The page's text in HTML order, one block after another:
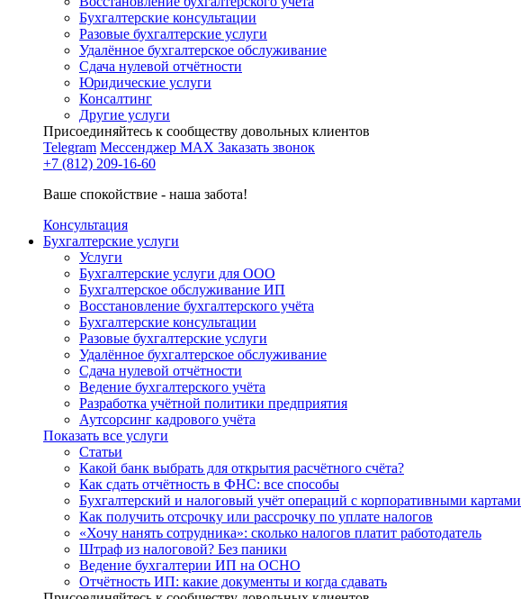
Бухгалтерские консультации
Разовые бухгалтерские услуги
Удалённое бухгалтерское обслуживание
Сдача нулевой отчётности
Юридические услуги
Консалтинг
Другие услуги
Присоединяйтесь к сообществу довольных клиентов
Telegram Мессенджер MAX Заказать звонок
+7 (812) 209-16-60
Ваше спокойствие - наша забота!
Консультация
Бухгалтерские услуги
Услуги
Бухгалтерские услуги для ООО
Бухгалтерское обслуживание ИП
Восстановление бухгалтерского учёта
Бухгалтерские консультации
Разовые бухгалтерские услуги
Удалённое бухгалтерское обслуживание
Сдача нулевой отчётности
Ведение бухгалтерского учёта
Разработка учётной политики предприятия
Аутсорсинг кадрового учёта
Показать все услуги
Статьи
Какой банк выбрать для открытия расчётного счёта?
Как сдать отчётность в ФНС: все способы
Бухгалтерский и налоговый учёт операций с корпоративными картами
Как получить отсрочку или рассрочку по уплате налогов
«Хочу нанять сотрудника»: сколько налогов платит работодатель
Штраф из налоговой? Без паники
Ведение бухгалтерии ИП на ОСНО
Отчётность ИП: какие документы и когда сдавать